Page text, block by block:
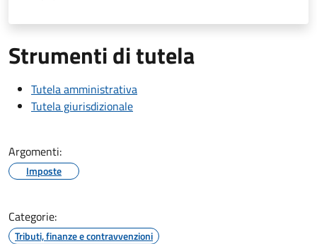
Strumenti di tutela
Tutela amministrativa
Tutela giurisdizionale
Argomenti:
Imposte
Categorie:
Tributi, finanze e contravvenzioni